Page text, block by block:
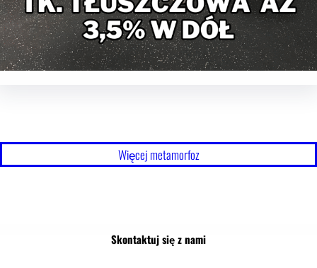
Więcej metamorfoz
Skontaktuj się z nami